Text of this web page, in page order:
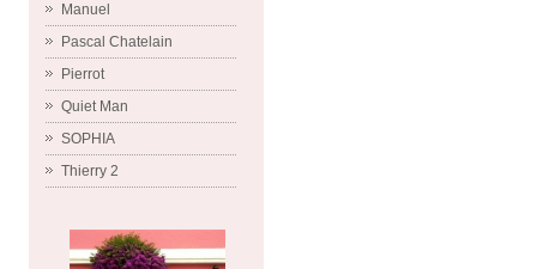
Manuel
Pascal Chatelain
Pierrot
Quiet Man
SOPHIA
Thierry 2